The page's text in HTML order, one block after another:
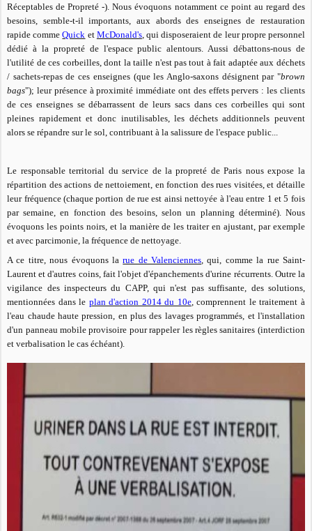
Réceptables de Propreté -). Nous évoquons notamment ce point au regard des
besoins, semble-t-il importants, aux abords des enseignes de restauration
rapide commeQuick et McDonald's, qui disposeraient de leur propre personnel
dédié à la propreté de l'espace public alentours. Aussi débattons-nous de
l'utilité de ces corbeilles, dont la taille n'est pas tout à fait adaptée aux déchets
/ sachets-repas de ces enseignes (que les Anglo-saxons désignent par "brown
bags"); leur présence à proximité immédiate ont des effets pervers : les clients
de ces enseignes se débarrassent de leurs sacs dans ces corbeilles qui sont
pleines rapidement et donc inutilisables, les déchets additionnels peuvent
alors se répandre sur le sol, contribuant à la salissure de l'espace public...
Le responsable territorial du service de la propreté de Paris nous expose la
répartition des actions de nettoiement, en fonction des rues visitées, et détaille
leur fréquence (chaque portion de rue est ainsi nettoyée à l'eau entre 1 et 5 fois
par semaine, en fonction des besoins, selon un planning déterminé). Nous
évoquons les points noirs, et la manière de les traiter en ajustant, par exemple
et avec parcimonie, la fréquence de nettoyage.
A ce titre, nous évoquons larue de Valenciennes, qui, comme la rue Saint-
Laurent et d'autres coins, fait l'objet d'épanchements d'urine récurrents. Outre la
vigilance des inspecteurs du CAPP, qui n'est pas suffisante, des solutions,
mentionnées dans le plan d'action 2014 du 10e, comprennent le traitement à
l'eau chaude haute pression, en plus des lavages programmés, et l'installation
d'un panneau mobile provisoire pour rappeler les règles sanitaires (interdiction
et verbalisation le cas échéant).